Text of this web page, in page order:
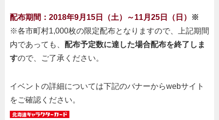
配布期間：2018年9月15日（土）～11月25日（日）
※
※各市町村1,000枚の限定配布となりますので、上記期間
内であっても、 配布予定数に達した場合配布を終了しま
すので、ご了承ください。
イベントの詳細については下記のバナーからwebサイト
をご確認ください。